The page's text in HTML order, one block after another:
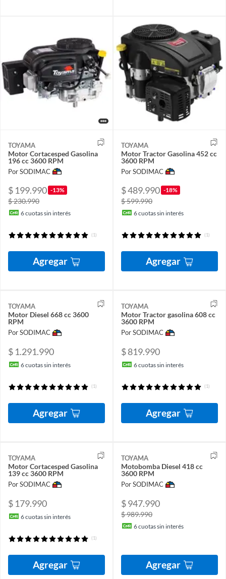
TOYAMA
Motor Cortacesped Gasolina
196 cc 3600 RPM
Por SODIMAC
$ 199.990 -13%
$ 230.990
6cuotas sin interés
(1)
Agregar
TOYAMA
Motor Tractor Gasolina 452 cc
3600 RPM
Por SODIMAC
$ 489.990 -18%
$ 599.990
6cuotas sin interés
(1)
Agregar
TOYAMA
Motor Diesel 668 cc 3600
RPM
Por SODIMAC
$ 1.291.990
6cuotas sin interés
(1)
Agregar
TOYAMA
Motor Tractor gasolina 608 cc
3600 RPM
Por SODIMAC
$ 819.990
6cuotas sin interés
(1)
Agregar
TOYAMA
Motor Cortacesped Gasolina
139 cc 3600 RPM
Por SODIMAC
$ 179.990
6cuotas sin interés
(1)
Agregar
TOYAMA
Motobomba Diesel 418 cc
3600 RPM
Por SODIMAC
$ 947.990
$ 989.990
6cuotas sin interés
Agregar